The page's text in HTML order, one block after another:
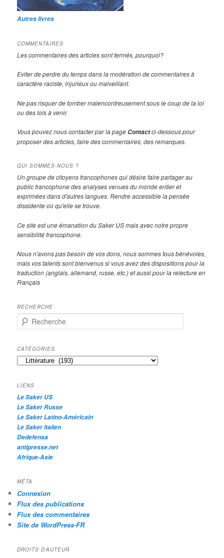
Autres livres
COMMENTAIRES
Les commentaires des articles sont fermés, pourquoi?
Eviter de perdre du temps dans la modération de commentaires à
caractère raciste, injurieux ou malveillant.
Ne pas risquer de tomber malencontreusement sous le coup de la loi
ou des lois à venir.
Vous pouvez nous contacter par la page Contactci-dessous pour
proposer des articles, faire des commentaires, des remarques.
QUI SOMMES-NOUS ?
Un groupe de citoyens francophones qui désire faire partager au
public francophone des analyses venues du monde entier et
exprimées dans d'autres langues. Rendre accessible la pensée
dissidente où qu'elle se trouve.
Ce site est une émanation du Saker US mais avec notre propre
sensibilité francophone.
Nous n'avons pas besoin de vos dons, nous sommes tous bénévoles,
mais vos talents sont bienvenus si vous avez des dispositions pour la
traduction (anglais, allemand, russe, etc.) et aussi pour la relecture en
Français
RECHERCHE
e
h
e
r
h
e
CATÉGORIES
Catégories
LIENS
Le Saker US
Le Saker Russe
Le Saker Latino-Américain
Le Saker Italien
Dedefensa
antipresse.net
Afrique-Asie
MÉTA
Connexion
Flux des publications
Flux des commentaires
Site de WordPress-FR
DROITS D’AUTEUR